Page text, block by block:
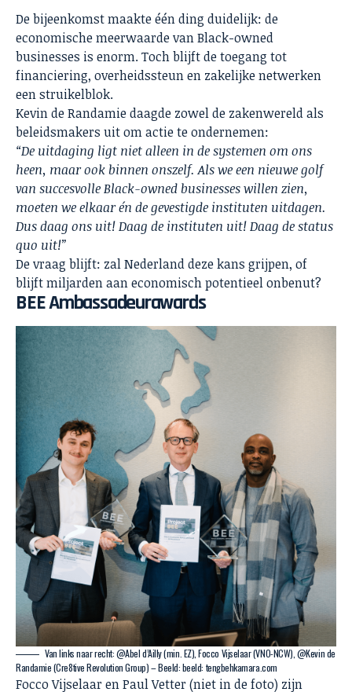
De bijeenkomst maakte één ding duidelijk: de
economische meerwaarde van Black-owned
businesses is enorm. Toch blijft de toegang tot
financiering, overheidssteun en zakelijke netwerken
een struikelblok.
Kevin de Randamie daagde zowel de zakenwereld als
beleidsmakers uit om actie te ondernemen:
“De uitdaging ligt niet alleen in de systemen om ons
heen, maar ook binnen onszelf. Als we een nieuwe golf
van succesvolle Black-owned businesses willen zien,
moeten we elkaar én de gevestigde instituten uitdagen.
Dus daag ons uit! Daag de instituten uit! Daag de status
quo uit!”
De vraag blijft: zal Nederland deze kans grijpen, of
blijft miljarden aan economisch potentieel onbenut?
BEE Ambassadeurawards
Van links naar recht: @Abel d’Ailly (min. EZ), Focco Vijselaar (VNO-NCW), @Kevin de
Randamie (Cre8tive Revolution Group) – Beeld: beeld: tengbehkamara.com
Focco Vijselaar en Paul Vetter (niet in de foto) zijn